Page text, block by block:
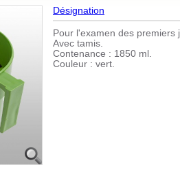
Désignation
Pour l'examen des premiers
Avec tamis.
Contenance : 1850 ml.
Couleur : vert.